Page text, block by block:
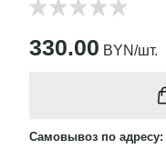
330.00 BYN/шт.
Самовывоз по адресу: